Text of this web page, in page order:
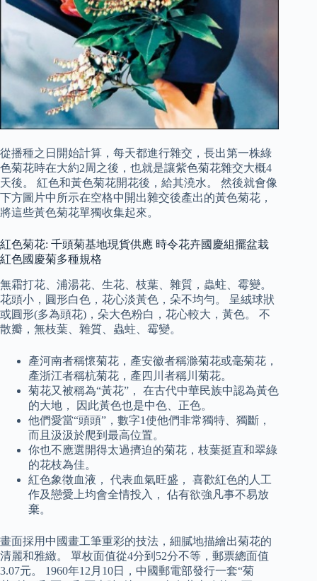
從播種之日開始計算，每天都進行雜交，長出第一株綠
色菊花時在大約2周之後，也就是讓紫色菊花雜交大概4
天後。 紅色和黃色菊花開花後，給其澆水。 然後就會像
下方圖片中所示在空格中開出雜交後產出的黃色菊花，
將這些黃色菊花單獨收集起來。
紅色菊花: 千頭菊基地現貨供應 時令花卉國慶組擺盆栽
紅色國慶菊多種規格
無霜打花、浦湯花、生花、枝葉、雜質，蟲蛀、霉變。
花頭小，圓形白色，花心淡黃色，朵不均勻。 呈絨球狀
或圓形(多為頭花)，朵大色粉白，花心較大，黃色。 不
散瓣，無枝葉、雜質、蟲蛀、霉變。
產河南者稱懷菊花，產安徽者稱滁菊花或毫菊花，
產浙江者稱杭菊花，產四川者稱川菊花。
菊花又被稱為“黃花”， 在古代中華民族中認為黃色
的大地， 因此黃色也是中色、正色。
他們愛當“頭頭”，數字1使他們非常獨特、獨斷，
而且汲汲於爬到最高位置。
你也不應選開得太過擠迫的菊花，枝葉挺直和翠綠
的花枝為佳。
紅色象徵血液， 代表血氣旺盛， 喜歡紅色的人工
作及戀愛上均會全情投入， 佔有欲強凡事不易放
棄。
畫面採用中國畫工筆重彩的技法，細膩地描繪出菊花的
清麗和雅緻。 單枚面值從4分到52分不等，郵票總面值
3.07元。 1960年12月10日，中國郵電部發行一套“菊